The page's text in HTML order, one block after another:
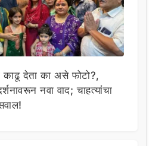
काढू देता का असे फोटो?,
नवा वाद; चाहत्यांचा